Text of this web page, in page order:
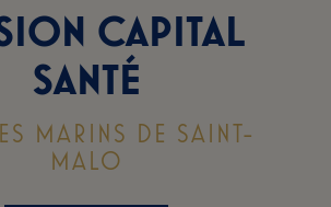
CAPITAL
SANTÉ
MARINS DE SAINT-
MALO